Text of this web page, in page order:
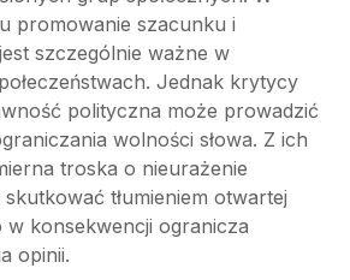
promowanie szacunku i
szczególnie ważne w
Jednak krytycy
polityczna może prowadzić
wolności słowa. Z ich
troska o nieurażenie
tłumieniem otwartej
konsekwencji ogranicza
opinii.